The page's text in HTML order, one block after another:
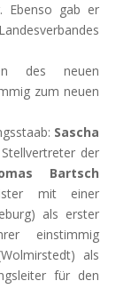
Ebenso gab er
des neuen
zum neuen
Sascha
der
Bartsch
mit einer
als erster
einstimmig
als
für den